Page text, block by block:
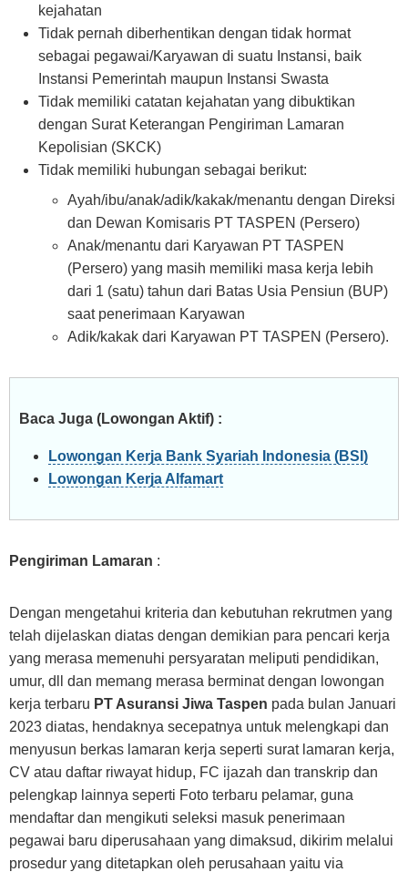
kejahatan
Tidak pernah diberhentikan dengan tidak hormat
sebagai pegawai/Karyawan di suatu Instansi, baik
Instansi Pemerintah maupun Instansi Swasta
Tidak memiliki catatan kejahatan yang dibuktikan
dengan Surat Keterangan Pengiriman Lamaran
Kepolisian (SKCK)
Tidak memiliki hubungan sebagai berikut:
Ayah/ibu/anak/adik/kakak/menantu dengan Direksi
dan Dewan Komisaris PT TASPEN (Persero)
Anak/menantu dari Karyawan PT TASPEN
(Persero) yang masih memiliki masa kerja lebih
dari 1 (satu) tahun dari Batas Usia Pensiun (BUP)
saat penerimaan Karyawan
Adik/kakak dari Karyawan PT TASPEN (Persero).
Baca Juga (Lowongan Aktif) :
Lowongan Kerja Bank Syariah Indonesia (BSI)
Lowongan Kerja Alfamart
Pengiriman Lamaran :
Dengan mengetahui kriteria dan kebutuhan rekrutmen yang
telah dijelaskan diatas dengan demikian para pencari kerja
yang merasa memenuhi persyaratan meliputi pendidikan,
umur, dll dan memang merasa berminat dengan lowongan
kerja terbaru PT Asuransi Jiwa Taspen pada bulan Januari
2023 diatas, hendaknya secepatnya untuk melengkapi dan
menyusun berkas lamaran kerja seperti surat lamaran kerja,
CV atau daftar riwayat hidup, FC ijazah dan transkrip dan
pelengkap lainnya seperti Foto terbaru pelamar, guna
mendaftar dan mengikuti seleksi masuk penerimaan
pegawai baru diperusahaan yang dimaksud, dikirim melalui
prosedur yang ditetapkan oleh perusahaan yaitu via